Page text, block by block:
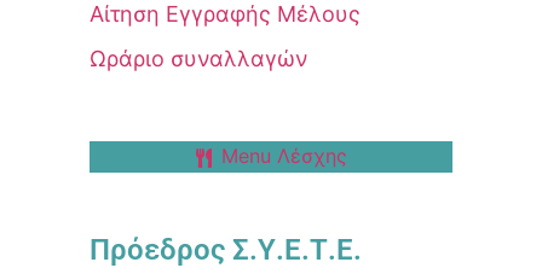
Αίτηση Εγγραφής Μέλους
Ωράριο συναλλαγών
Menu Λέσχης
Πρόεδρος Σ.Υ.Ε.Τ.Ε.